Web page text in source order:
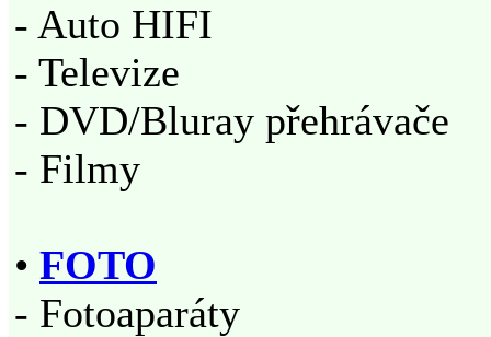
- Auto HIFI
- Televize
- DVD/Bluray přehrávače
- Filmy
• FOTO
- Fotoaparáty